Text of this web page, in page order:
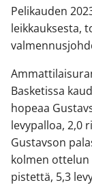
Pelikauden
leikkauksesta,
Basketissa
hopeaa
levypalloa, 2,0
Gustavson
kolmen ottelun
pistettä, 5,3